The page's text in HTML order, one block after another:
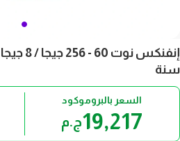
سنة
السعر بالبروموكود
19,217ج.م